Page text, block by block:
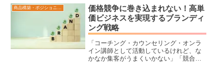
解説し、過去に売れた講座テーマ100選を
大公開。今すぐ自分に合うテーマを見つ
けましょう！
商品構築・ポジショニング
価格競争に巻き込まれない！高単
価ビジネスを実現するブランディ
ング戦略
「コーチング・カウンセリング・オンラ
イン講師として活動しているけれど、な
かなか集客がうまくいかない」「競合が